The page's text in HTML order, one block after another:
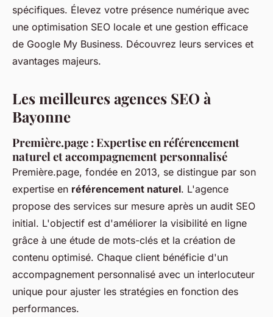
spécifiques. Élevez votre présence numérique avec
une optimisation SEO locale et une gestion efficace
de Google My Business. Découvrez leurs services et
avantages majeurs.
Les meilleures agences SEO à
Bayonne
Première.page : Expertise en référencement
naturel et accompagnement personnalisé
Première.page, fondée en 2013, se distingue par son
expertise en référencement naturel. L'agence
propose des services sur mesure après un audit SEO
initial. L'objectif est d'améliorer la visibilité en ligne
grâce à une étude de mots-clés et la création de
contenu optimisé. Chaque client bénéficie d'un
accompagnement personnalisé avec un interlocuteur
unique pour ajuster les stratégies en fonction des
performances.